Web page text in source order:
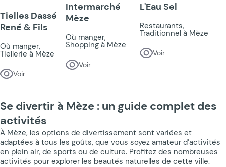
Tielles Dassé
René & Fils
Où manger,
Tiellerie à Mèze
Voir
Intermarché
Mèze
Où manger,
Shopping à Mèze
Voir
L'Eau Sel
Restaurants,
Traditionnel à Mèze
Voir
Se divertir à Mèze : un guide complet des
activités
À Mèze, les options de divertissement sont variées et
adaptées à tous les goûts, que vous soyez amateur d’activités
en plein air, de sports ou de culture. Profitez des nombreuses
activités pour explorer les beautés naturelles de cette ville.